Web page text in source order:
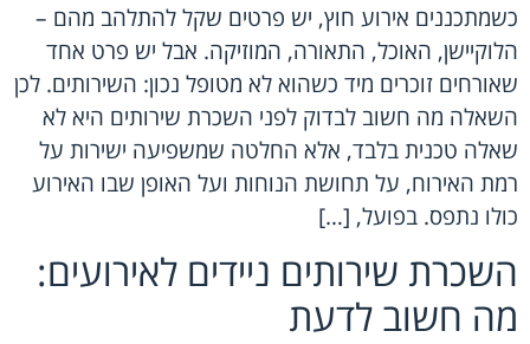
כשמתכננים אירוע חוץ, יש פרטים שקל להתלהב מהם –
הלוקיישן, האוכל, התאורה, המוזיקה. אבל יש פרט אחד
שאורחים זוכרים מיד כשהוא לא מטופל נכון: השירותים. לכן
השאלה מה חשוב לבדוק לפני השכרת שירותים היא לא
שאלה טכנית בלבד, אלא החלטה שמשפיעה ישירות על
רמת האירוח, על תחושת הנוחות ועל האופן שבו האירוע
כולו נתפס. בפועל, […]
השכרת שירותים ניידים לאירועים:
מה חשוב לדעת